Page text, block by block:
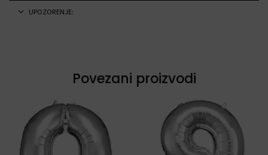
UPOZORENJE:
Povezani proizvodi